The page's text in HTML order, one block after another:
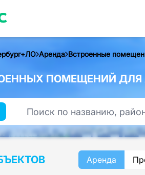
Аренда Встроенные
ПОМЕЩЕНИЙ ДЛЯ
Аренда